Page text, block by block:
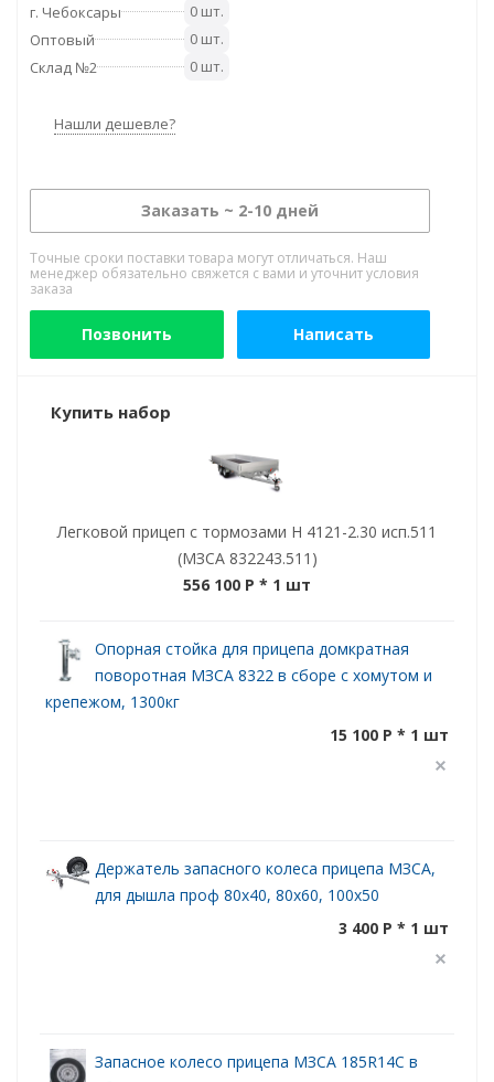
г. Чебоксары
0 шт.
Оптовый
0 шт.
Склад №2
0 шт.
Нашли дешевле?
Заказать ~ 2-10 дней
Точные сроки поставки товара могут отличаться. Наш
менеджер обязательно свяжется с вами и уточнит условия
заказа
Позвонить Написать
Купить набор
Легковой прицеп с тормозами Н 4121-2.30 исп.511
(МЗСА 832243.511)
556 100 P * 1 шт
Опорная стойка для прицепа домкратная
поворотная МЗСА 8322 в сборе с хомутом и
крепежом, 1300кг
15 100 P * 1 шт
Держатель запасного колеса прицепа МЗСА,
для дышла проф 80х40, 80х60, 100х50
3 400 P * 1 шт
Запасное колесо прицепа МЗСА 185R14С в